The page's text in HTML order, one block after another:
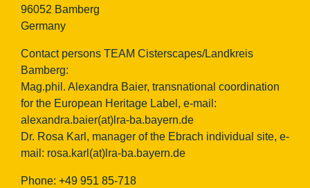
96052 Bamberg
Germany
Contact persons TEAM Cisterscapes/Landkreis
Bamberg:
Mag.phil. Alexandra Baier, transnational coordination
for the European Heritage Label, e-mail:
alexandra.baier(at)lra-ba.bayern.de
Dr. Rosa Karl, manager of the Ebrach individual site, e-
mail: rosa.karl(at)lra-ba.bayern.de
Phone: +49 951 85-718